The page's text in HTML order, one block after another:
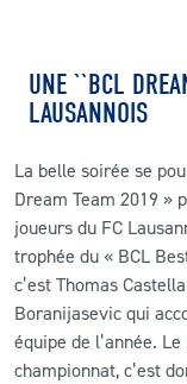
UNE ``BCL
LAUSANNOIS
La belle soirée se
Dream Team 2019 »
joueurs du FC
trophée du « BCL
c’est Thomas
Boranijasevic qui
équipe de l’année.
championnat, c’est